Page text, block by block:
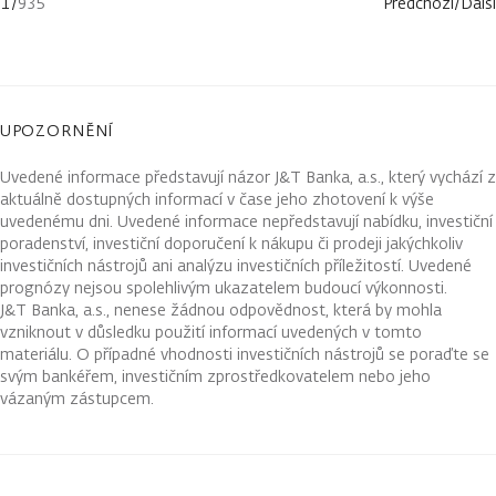
UPOZORNĚNÍ
Uvedené informace představují názor J&T Banka, a.s., který vychází z
aktuálně dostupných informací v čase jeho zhotovení k výše
uvedenému dni. Uvedené informace nepředstavují nabídku, investiční
poradenství, investiční doporučení k nákupu či prodeji jakýchkoliv
investičních nástrojů ani analýzu investičních příležitostí. Uvedené
prognózy nejsou spolehlivým ukazatelem budoucí výkonnosti.
J&T Banka, a.s., nenese žádnou odpovědnost, která by mohla
vzniknout v důsledku použití informací uvedených v tomto
materiálu. O případné vhodnosti investičních nástrojů se poraďte se
svým bankéřem, investičním zprostředkovatelem nebo jeho
vázaným zástupcem.